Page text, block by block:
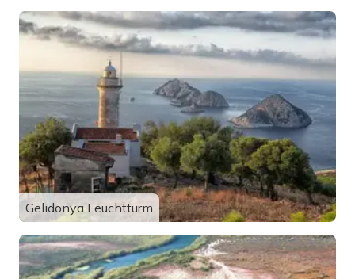
Gelidonya Leuchtturm